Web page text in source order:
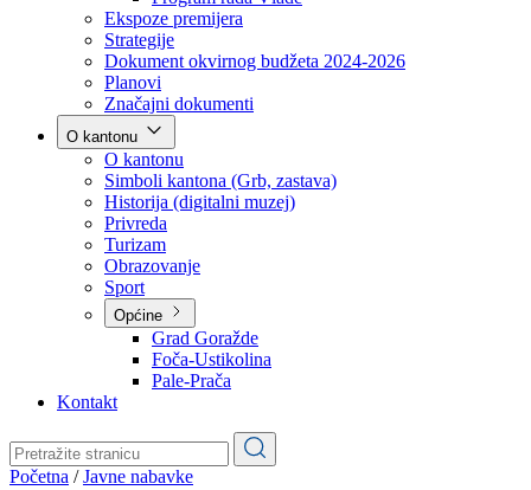
Vlada
Poslovnik
Program rada Vlade
Ekspoze premijera
Strategije
Dokument okvirnog budžeta 2024-2026
Planovi
Značajni dokumenti
O kantonu
O kantonu
Simboli kantona (Grb, zastava)
Historija (digitalni muzej)
Privreda
Turizam
Obrazovanje
Općine
Pale-Prača
Kontakt